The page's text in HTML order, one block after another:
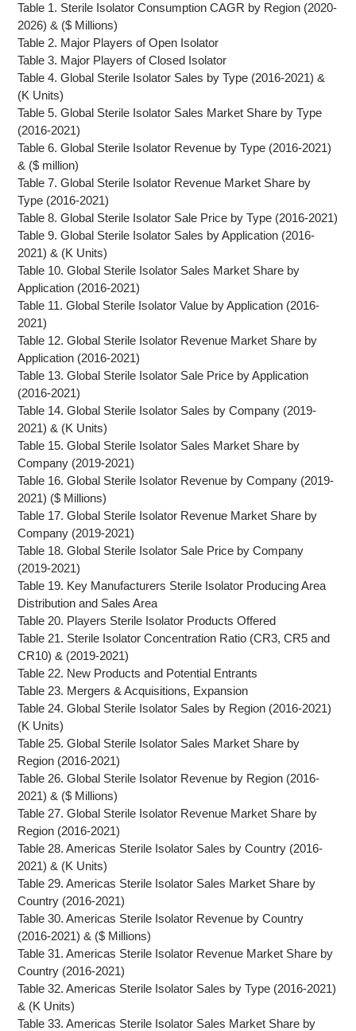
Table 1. Sterile Isolator Consumption CAGR by Region (2020-
2026) & ($ Millions)
Table 2. Major Players of Open Isolator
Table 3. Major Players of Closed Isolator
Table 4. Global Sterile Isolator Sales by Type (2016-2021) &
(K Units)
Table 5. Global Sterile Isolator Sales Market Share by Type
(2016-2021)
Table 6. Global Sterile Isolator Revenue by Type (2016-2021)
& ($ million)
Table 7. Global Sterile Isolator Revenue Market Share by
Type (2016-2021)
Table 8. Global Sterile Isolator Sale Price by Type (2016-2021)
Table 9. Global Sterile Isolator Sales by Application (2016-
2021) & (K Units)
Table 10. Global Sterile Isolator Sales Market Share by
Application (2016-2021)
Table 11. Global Sterile Isolator Value by Application (2016-
2021)
Table 12. Global Sterile Isolator Revenue Market Share by
Application (2016-2021)
Table 13. Global Sterile Isolator Sale Price by Application
(2016-2021)
Table 14. Global Sterile Isolator Sales by Company (2019-
2021) & (K Units)
Table 15. Global Sterile Isolator Sales Market Share by
Company (2019-2021)
Table 16. Global Sterile Isolator Revenue by Company (2019-
2021) ($ Millions)
Table 17. Global Sterile Isolator Revenue Market Share by
Company (2019-2021)
Table 18. Global Sterile Isolator Sale Price by Company
(2019-2021)
Table 19. Key Manufacturers Sterile Isolator Producing Area
Distribution and Sales Area
Table 20. Players Sterile Isolator Products Offered
Table 21. Sterile Isolator Concentration Ratio (CR3, CR5 and
CR10) & (2019-2021)
Table 22. New Products and Potential Entrants
Table 23. Mergers & Acquisitions, Expansion
Table 24. Global Sterile Isolator Sales by Region (2016-2021)
(K Units)
Table 25. Global Sterile Isolator Sales Market Share by
Region (2016-2021)
Table 26. Global Sterile Isolator Revenue by Region (2016-
2021) & ($ Millions)
Table 27. Global Sterile Isolator Revenue Market Share by
Region (2016-2021)
Table 28. Americas Sterile Isolator Sales by Country (2016-
2021) & (K Units)
Table 29. Americas Sterile Isolator Sales Market Share by
Country (2016-2021)
Table 30. Americas Sterile Isolator Revenue by Country
(2016-2021) & ($ Millions)
Table 31. Americas Sterile Isolator Revenue Market Share by
Country (2016-2021)
Table 32. Americas Sterile Isolator Sales by Type (2016-2021)
& (K Units)
Table 33. Americas Sterile Isolator Sales Market Share by